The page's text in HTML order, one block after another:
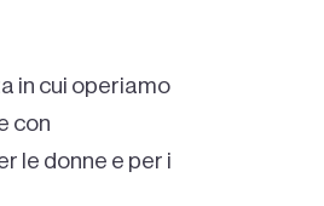
in cui operiamo
con
le donne e per i